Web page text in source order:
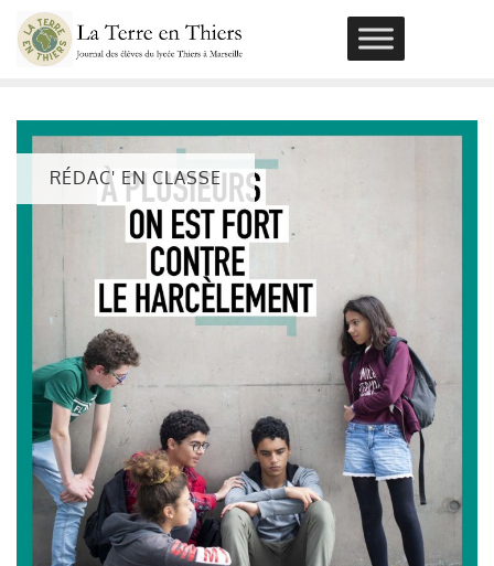
Skip
content
RÉDAC' EN CLASSE